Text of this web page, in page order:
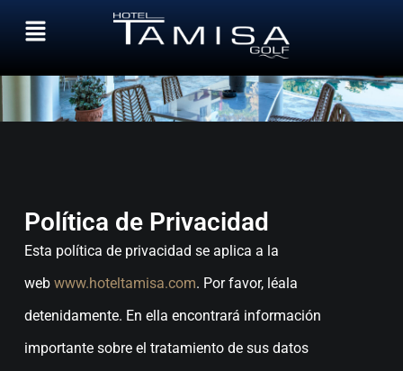
Política de Privacidad
Política de Privacidad
Esta política de privacidad se aplica a la
web www.hoteltamisa.com. Por favor, léala
detenidamente. En ella encontrará información
importante sobre el tratamiento de sus datos